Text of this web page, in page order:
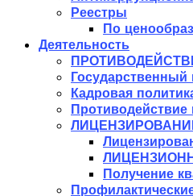
Реестры
По
Деятельность
Государственный
Кадровая
Противодействие
Получение